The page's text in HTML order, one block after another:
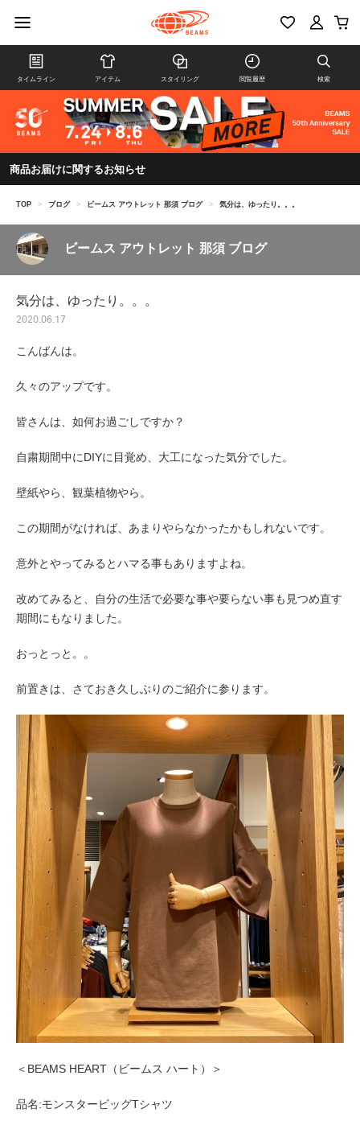
タイムライン アイテム スタイリング 閲覧履歴 検索
商品お届けに関するお知らせ
TOP > ブログ > ビームス アウトレット 那須 ブログ > 気分は、ゆったり。。。
ビームス アウトレット 那須 ブログ
気分は、ゆったり。。。
2020.06.17
こんばんは。
久々のアップです。
皆さんは、如何お過ごしですか？
自粛期間中にDIYに目覚め、大工になった気分でした。
壁紙やら、観葉植物やら。
この期間がなければ、あまりやらなかったかもしれないです。
意外とやってみるとハマる事もありますよね。
改めてみると、自分の生活で必要な事や要らない事も見つめ直す
期間にもなりました。
おっとっと。。
前置きは、さておき久しぶりのご紹介に参ります。
＜BEAMS HEART（ビームス ハート）＞
品名:モンスタービッグTシャツ